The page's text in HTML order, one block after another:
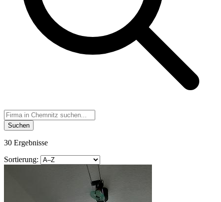
Suchen
30 Ergebnisse
Sortierung: